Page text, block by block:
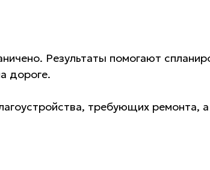
Результаты помогают
дороге.
требующих ремонта,